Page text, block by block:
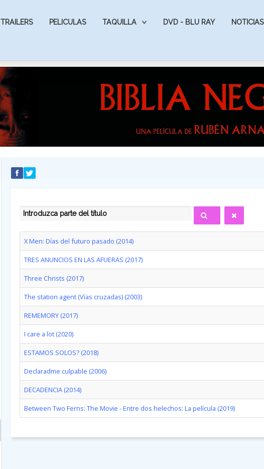
TRAILERS PELICULAS TAQUILLA DVD - BLU RAY NOTICIAS
INTRODUZCA PARTE DEL TÍTULO
X Men: Días del futuro pasado (2014)
TRES ANUNCIOS EN LAS AFUERAS (2017)
Three Christs (2017)
The station agent (Vías cruzadas) (2003)
REMEMORY (2017)
I care a lot (2020)
ESTAMOS SOLOS? (2018)
Declaradme culpable (2006)
DECADENCIA (2014)
Between Two Ferns: The Movie - Entre dos helechos: La película (2019)